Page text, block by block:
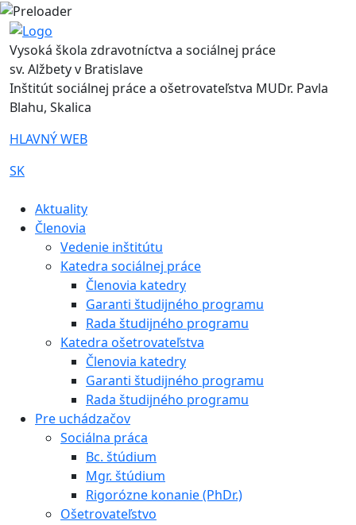
Vysoká škola zdravotníctva a sociálnej práce
sv. Alžbety v Bratislave
Inštitút sociálnej práce a ošetrovateľstva MUDr. Pavla
Blahu, Skalica
HLAVNÝ WEB
SK
Aktuality
Členovia
Vedenie inštitútu
Katedra sociálnej práce
Členovia katedry
Garanti študijného programu
Rada študijného programu
Katedra ošetrovateľstva
Členovia katedry
Garanti študijného programu
Rada študijného programu
Pre uchádzačov
Sociálna práca
Bc. štúdium
Mgr. štúdium
Rigorózne konanie (PhDr.)
Ošetrovateľstvo